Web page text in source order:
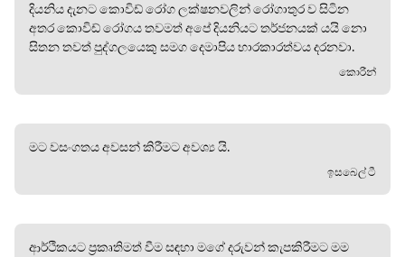
දියනිය දැනට කොවිඩ් රෝග ලක්ෂනවලින් රෝගාතුර ව සිටින
අතර කොවිඩ් රෝගය තවමත් අපේ දියනියට තර්ජනයක් යයි නො
සිතන තවත් පුද්ගලයෙකු සමග දෙමාපිය භාරකාරත්වය දරනවා.
කොරීන්
මට වසංගතය අවසන් කිරීමට අවශ්‍ය යි.
ඉසබෙල් ටී
ආර්ථිකයට ප්‍රකෘතිමත් වීම සඳහා මගේ දරුවන් කැපකිරීමට මම